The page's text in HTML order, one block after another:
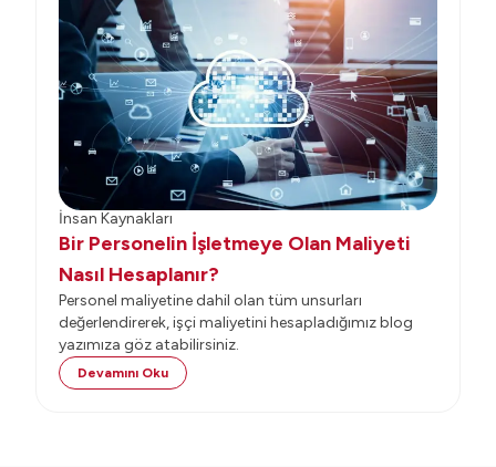
İnsan Kaynakları
Bir Personelin İşletmeye Olan Maliyeti
Nasıl Hesaplanır?
Personel maliyetine dahil olan tüm unsurları
değerlendirerek, işçi maliyetini hesapladığımız blog
yazımıza göz atabilirsiniz.
Devamını Oku